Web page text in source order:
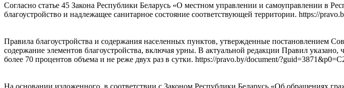
Согласно статье 45 Закона Республики Беларусь «О местном управлении и самоуправлении в
благоустройство и надлежащее санитарное состояние соответствующей территории. https://
Правила благоустройства и содержания населенных пунктов, утвержденные постановлением
содержание элементов благоустройства, включая урны. В актуальной редакции Правил
более 70 процентов объема и не реже двух раз в сутки. https://pravo.by/document/
На основании изложенного, в соответствии с Законом Республики Беларусь «Об обращениях